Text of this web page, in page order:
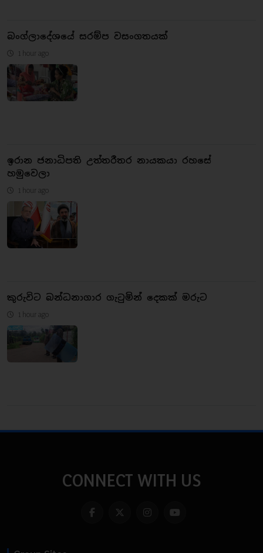
බංග්ලාදේශයේ සරම්ප වසංගතයක්
1 hour ago
ඉරාන ජනාධිපති උත්තරීතර නායකයා රහසේ
හමුවෙලා
1 hour ago
කුරුවිට බන්ධනාගාර ගැටුමින් දෙකක් මරුට
1 hour ago
CONNECT WITH US